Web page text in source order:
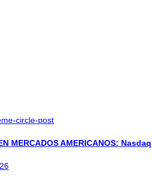
circle-post
MERCADOS AMERICANOS: